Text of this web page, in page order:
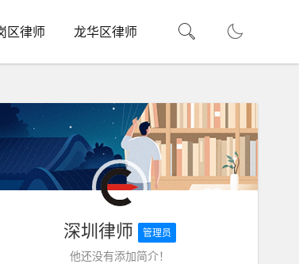
区律师 龙华区律师
深圳律师 管理员
他还没有添加简介！